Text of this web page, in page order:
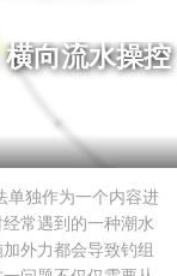
向流水操控
单独作为一个内容进
常遇到的一种潮水
外力都会导致钓组